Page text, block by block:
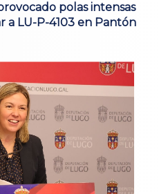
polas intensas
a LU-P-4103 en Pantón